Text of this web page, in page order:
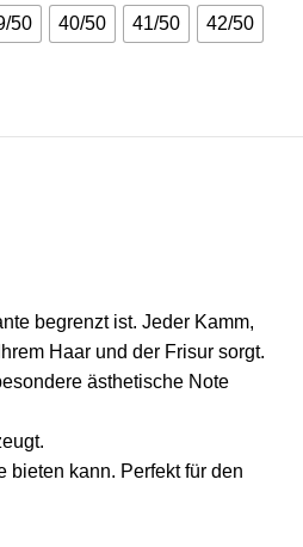
50 40/50 41/50 42/50
begrenzt ist. Jeder Kamm,
Haar und der Frisur sorgt.
ästhetische Note
kann. Perfekt für den